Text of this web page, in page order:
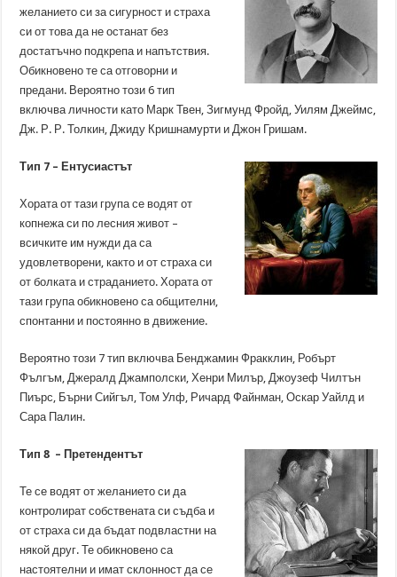
желанието си за сигурност и страха
си от това да не останат без
достатъчно подкрепа и напътствия.
Обикновено те са отговорни и
предани. Вероятно този 6 тип
включва личности като Марк Твен, Зигмунд Фройд, Уилям Джеймс,
Дж. Р. Р. Толкин, Джиду Кришнамурти и Джон Гришам.
Тип 7 – Ентусиастът
Хората от тази група се водят от
копнежа си по лесния живот –
всичките им нужди да са
удовлетворени, както и от страха си
от болката и страданието. Хората от
тази група обикновено са общителни,
спонтанни и постоянно в движение.
Вероятно този 7 тип включва Бенджамин Фракклин, Робърт
Фългъм, Джералд Джамполски, Хенри Милър, Джоузеф Чилтън
Пиърс, Бърни Сийгъл, Том Улф, Ричард Файнман, Оскар Уайлд и
Сара Палин.
Тип 8 – Претендентът
Те се водят от желанието си да
контролират собствената си съдба и
от страха си да бъдат подвластни на
някой друг. Те обикновено са
настоятелни и имат склонност да се